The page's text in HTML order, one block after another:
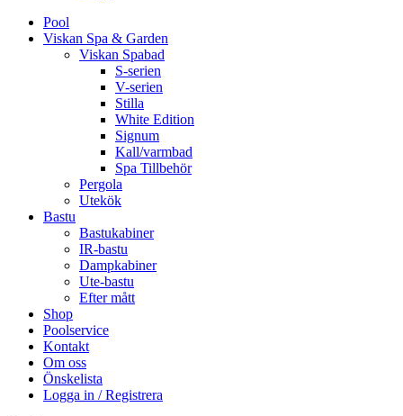
Pool
Viskan Spa & Garden
Viskan Spabad
S-serien
V-serien
Stilla
White Edition
Signum
Kall/varmbad
Spa Tillbehör
Pergola
Utekök
Bastu
Bastukabiner
IR-bastu
Dampkabiner
Ute-bastu
Efter mått
Shop
Poolservice
Kontakt
Om oss
Önskelista
Logga in / Registrera